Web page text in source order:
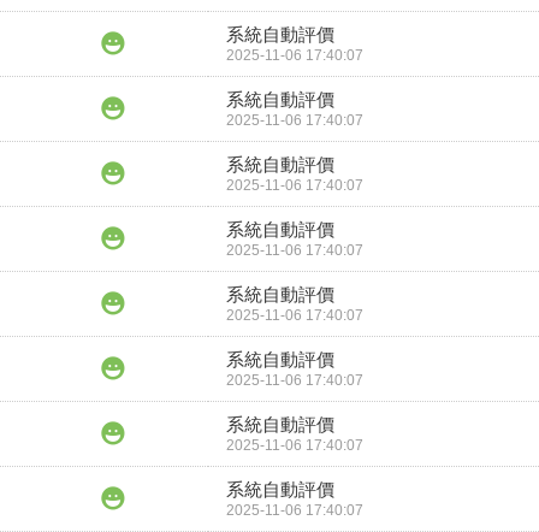
系統自動評價
2025-11-06 17:40:07
系統自動評價
2025-11-06 17:40:07
系統自動評價
2025-11-06 17:40:07
系統自動評價
2025-11-06 17:40:07
系統自動評價
2025-11-06 17:40:07
系統自動評價
2025-11-06 17:40:07
系統自動評價
2025-11-06 17:40:07
系統自動評價
2025-11-06 17:40:07